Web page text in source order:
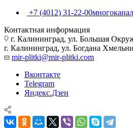
+7 (4012) 31-22-00
Контактная информация
г. Калининград, ул. Большая
г. Калининград, ул. Богдана
mir-plitki@mir-plitki.com
Вконтакте
Telegram
Яндекс.Дзен